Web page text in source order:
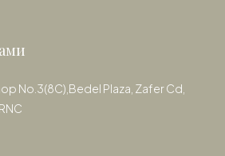
No.3(8C),Bedel Plaza, Zafer Cd,